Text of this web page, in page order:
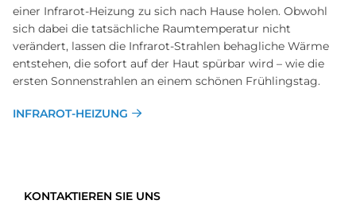
einer Infrarot-Heizung zu sich nach Hause holen. Obwohl
sich dabei die tatsächliche Raumtemperatur nicht
verändert, lassen die Infrarot-Strahlen behagliche Wärme
entstehen, die sofort auf der Haut spürbar wird – wie die
ersten Sonnenstrahlen an einem schönen Frühlingstag.
INFRAROT-HEIZUNG
KONTAKTIEREN SIE UNS